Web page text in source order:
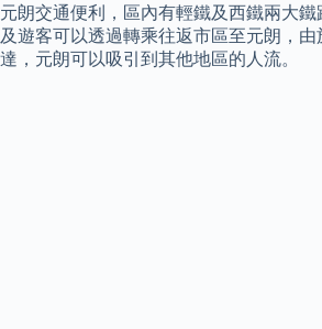
元朗交通便利，區內有輕鐵及西鐵兩大鐵
及遊客可以透過轉乘往返市區至元朗，由
達，元朗可以吸引到其他地區的人流。